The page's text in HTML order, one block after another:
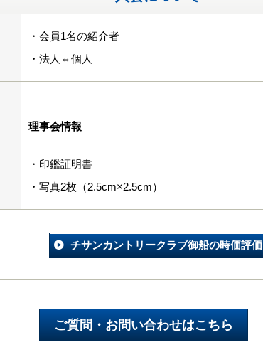
・会員1名の紹介者
・法人⇔個人
理事会情報
・印鑑証明書
・写真2枚（2.5cm×2.5cm）
チサンカントリークラブ御船の時価評価